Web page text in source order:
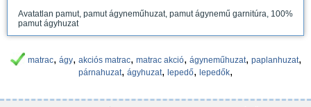
Avatatlan pamut, pamut ágyneműhuzat, pamut ágynemű garnitúra, 100%
pamut ágyhuzat
matrac, ágy, akciós matrac, matrac akció, ágyneműhuzat, paplanhuzat,
párnahuzat, ágyhuzat, lepedő, lepedők,